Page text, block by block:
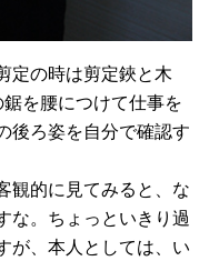
定の時は剪定鋏と木
を腰につけて仕事を
後ろ姿を自分で確認す
観的に見てみると、な
な。ちょっといきり過
が、本人としては、い